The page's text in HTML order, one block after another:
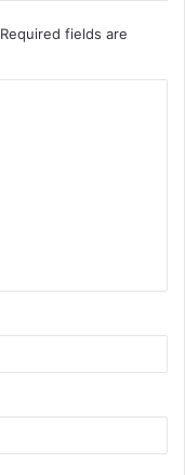
Required fields are